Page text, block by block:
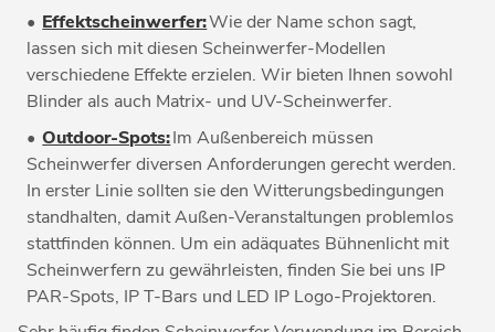
• Effektscheinwerfer:Wie der Name schon sagt,
lassen sich mit diesen Scheinwerfer-Modellen
verschiedene Effekte erzielen. Wir bieten Ihnen sowohl
Blinder als auch Matrix- und UV-Scheinwerfer.
• Outdoor-Spots:Im Außenbereich müssen
Scheinwerfer diversen Anforderungen gerecht werden.
In erster Linie sollten sie den Witterungsbedingungen
standhalten, damit Außen-Veranstaltungen problemlos
stattfinden können. Um ein adäquates Bühnenlicht mit
Scheinwerfern zu gewährleisten, finden Sie bei uns IP
PAR-Spots, IP T-Bars und LED IP Logo-Projektoren.